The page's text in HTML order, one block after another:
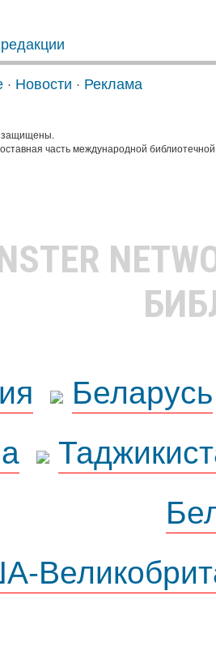
· Новости · Реклама
защищены.
часть международной
Беларусь